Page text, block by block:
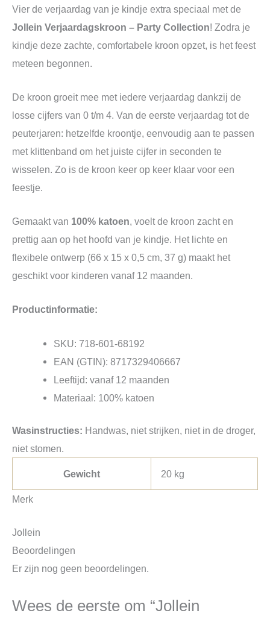
Vier de verjaardag van je kindje extra speciaal met de
Jollein Verjaardagskroon – Party Collection! Zodra je
kindje deze zachte, comfortabele kroon opzet, is het feest
meteen begonnen.
De kroon groeit mee met iedere verjaardag dankzij de
losse cijfers van 0 t/m 4. Van de eerste verjaardag tot de
peuterjaren: hetzelfde kroontje, eenvoudig aan te passen
met klittenband om het juiste cijfer in seconden te
wisselen. Zo is de kroon keer op keer klaar voor een
feestje.
Gemaakt van 100% katoen, voelt de kroon zacht en
prettig aan op het hoofd van je kindje. Het lichte en
flexibele ontwerp (66 x 15 x 0,5 cm, 37 g) maakt het
geschikt voor kinderen vanaf 12 maanden.
Productinformatie:
SKU: 718-601-68192
EAN (GTIN): 8717329406667
Leeftijd: vanaf 12 maanden
Materiaal: 100% katoen
Wasinstructies: Handwas, niet strijken, niet in de droger,
niet stomen.
Gewicht 20 kg
Merk
Jollein
Beoordelingen
Er zijn nog geen beoordelingen.
Wees de eerste om “Jollein